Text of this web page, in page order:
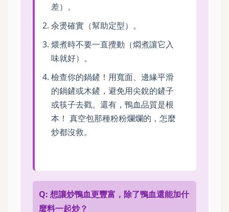
差）。
汆燙確實（幫助定型）。
煨煮時不要一直攪動（燜煮讓它入
味就好）。
檢查你的鍋鏟！用寬面、邊緣平滑
的鍋鏟或木鏟，避免用尖銳的鏟子
或筷子去戳。還有，鴨血品質是根
本！ 真空包那種粉粉爛爛的，怎麼
炒都沒救。
Q: 想讓炒鴨血更豐富，除了鴨血還能加什
麼料一起炒？